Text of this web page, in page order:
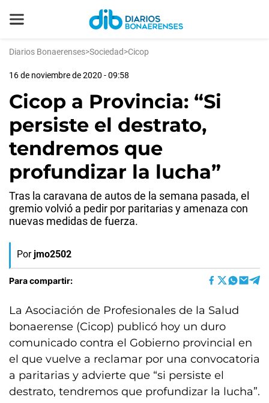
Diarios Bonaerenses>Sociedad>Cicop
16 de noviembre de 2020 - 09:58
Cicop a Provincia: “Si
persiste el destrato,
tendremos que
profundizar la lucha”
Tras la caravana de autos de la semana pasada, el
gremio volvió a pedir por paritarias y amenaza con
nuevas medidas de fuerza.
Por jmo2502
Para compartir:
La Asociación de Profesionales de la Salud
bonaerense (Cicop) publicó hoy un duro
comunicado contra el Gobierno provincial en
el que vuelve a reclamar por una convocatoria
a paritarias y advierte que “si persiste el
destrato, tendremos que profundizar la lucha”.